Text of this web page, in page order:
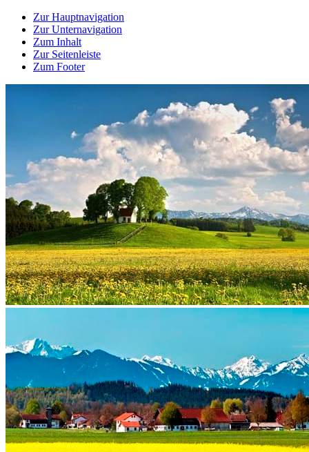
Zur Hauptnavigation
Zur Unternavigation
Zum Inhalt
Zur Seitenleiste
Zum Footer